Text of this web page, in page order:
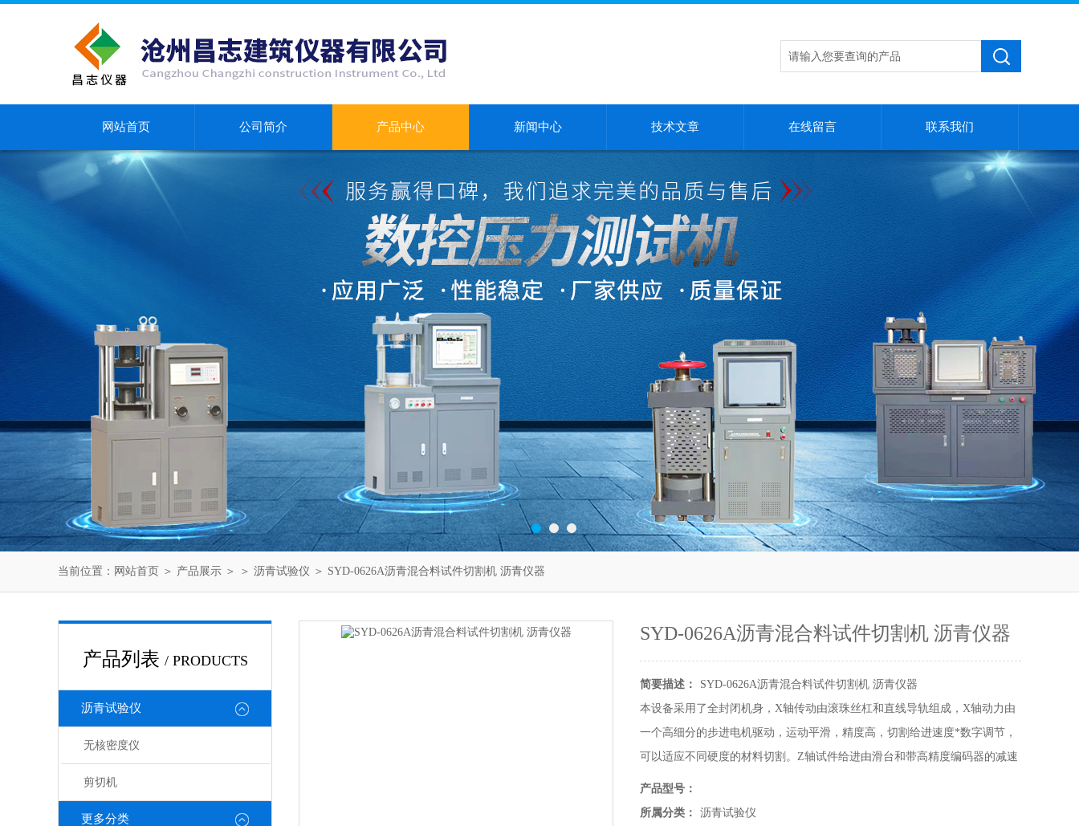
网站首页 公司简介 产品中心 新闻中心 技术文章 在线留言 联系我们
当前位置： 网站首页 ＞ 产品展示 ＞ ＞ 沥青试验仪 ＞ SYD-0626A沥青混合料试件切割机 沥青仪器
产品列表 / PRODUCTS
沥青试验仪
无核密度仪
剪切机
更多分类
SYD-0626A沥青混合料试件切割机 沥青仪器
简要描述：
SYD-0626A沥青混合料试件切割机 沥青仪器
本设备采用了全封闭机身，X轴传动由滚珠丝杠和直线导轨组成，X轴动力由
一个高细分的步进电机驱动，运动平滑，精度高，切割给进速度*数字调节，
可以适应不同硬度的材料切割。Z轴试件给进由滑台和带高精度编码器的减速
步进电机构成，设置好试件的切割宽度后，剩下的工作全部由程序控制自动
完成。
产品型号：
所属分类：
沥青试验仪